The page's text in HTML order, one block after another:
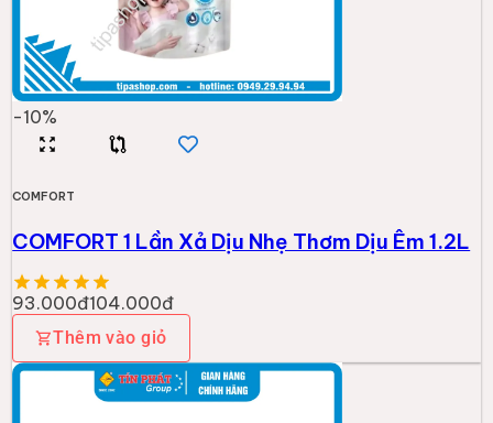
-10%
COMFORT
COMFORT 1 Lần Xả Dịu Nhẹ Thơm Dịu Êm 1.2L
93.000đ104.000đ
Thêm vào giỏ